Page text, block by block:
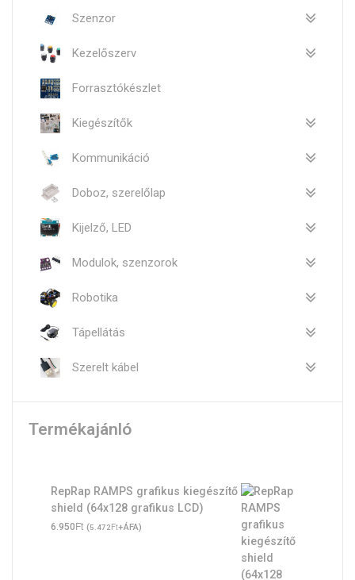
Szenzor
Kezelőszerv
Forrasztókészlet
Kiegészítők
Kommunikáció
Doboz, szerelőlap
Kijelző, LED
Modulok, szenzorok
Robotika
Tápellátás
Szerelt kábel
Termékajánló
RepRap RAMPS grafikus kiegészítő
shield (64x128 grafikus LCD)
6.950Ft (5.472Ft+ÁFA)